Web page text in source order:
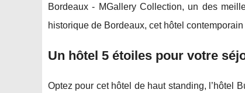
Bordeaux - MGallery Collection, un des
historique de Bordeaux, cet hôtel
Un hôtel 5 étoiles pour votre
Optez pour cet hôtel de haut standing, l’hôtel